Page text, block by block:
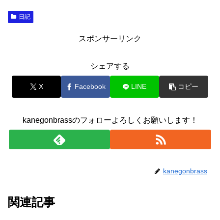
日記
スポンサーリンク
シェアする
X Facebook LINE コピー
kanegonbrassのフォローよろしくお願いします！
kanegonbrass
関連記事